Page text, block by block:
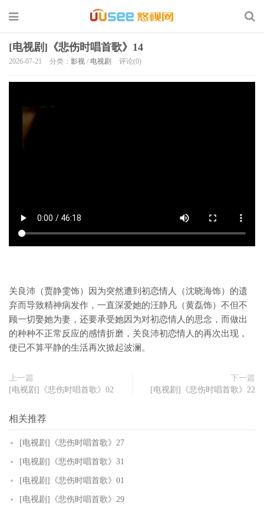
[电视剧]《悲伤时唱首歌》14
2026-07-21 分类： 影视 / 电视剧 评论(0)
关良沛（贾静雯饰）因为突然遭到初恋情人（沈晓海饰）的遗
弃而导致精神病发作，一直深爱她的汪静凡（黄磊饰）不但不
顾一切娶她为妻，还要承受她因为对初恋情人的思念，而做出
的种种不正常反应的感情折磨，关良沛初恋情人的再次出现，
使已不算平静的生活再次掀起波澜。
上一篇
[电视剧]《悲伤时唱首歌》02
下一篇
[电视剧]《悲伤时唱首歌》22
相关推荐
[电视剧]《悲伤时唱首歌》27
[电视剧]《悲伤时唱首歌》31
[电视剧]《悲伤时唱首歌》01
[电视剧]《悲伤时唱首歌》29